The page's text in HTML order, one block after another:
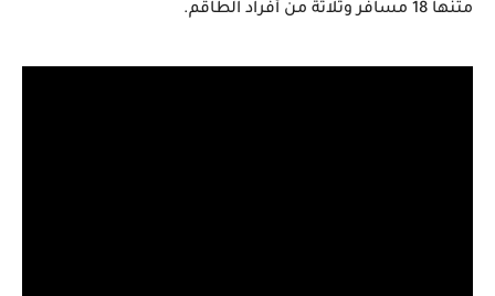
متنها 18 مسافر وثلاثة من أفراد الطاقم.